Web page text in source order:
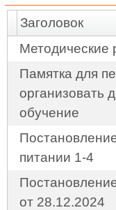
Заголовок
Методические
Памятка для
организовать
обучение
питании 1-4
от 28.12.2024